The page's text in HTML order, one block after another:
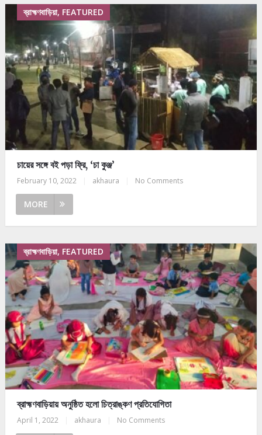
ব্রাহ্মণবাড়িয়া, FEATURED
চায়ের সঙ্গে বই পড়া ফ্রি, ‘চা কুঞ্জ’
February 10, 2022 akhaura No Comments
MORE
ব্রাহ্মণবাড়িয়া, FEATURED
ব্রাহ্মণবাড়িয়ায় অনুষ্ঠিত হলো চিত্রাঙ্কণ প্রতিযোগিতা
April 1, 2022 akhaura No Comments